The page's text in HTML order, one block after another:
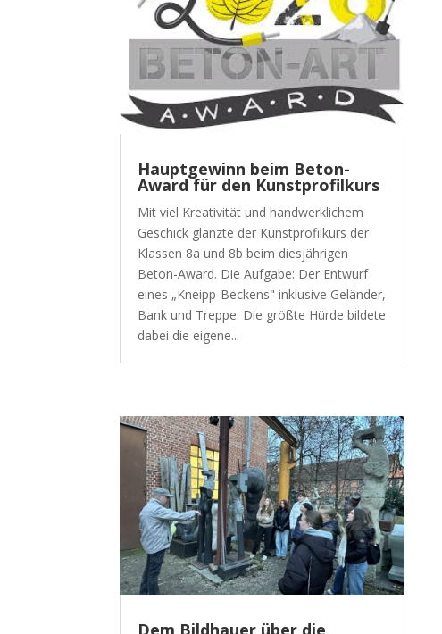
Hauptgewinn beim Beton-
Award für den Kunstprofilkurs
Mit viel Kreativität und handwerklichem
Geschick glänzte der Kunstprofilkurs der
Klassen 8a und 8b beim diesjährigen
Beton-Award. Die Aufgabe: Der Entwurf
eines „Kneipp-Beckens" inklusive Geländer,
Bank und Treppe. Die größte Hürde bildete
dabei die eigene...
Dem Bildhauer über die